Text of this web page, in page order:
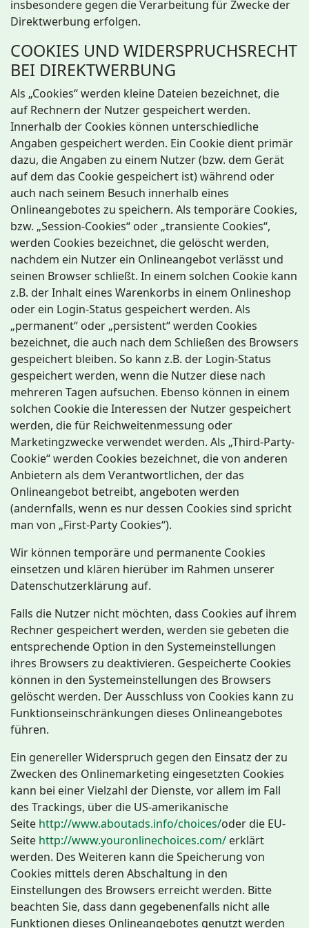
insbesondere gegen die Verarbeitung für Zwecke der
Direktwerbung erfolgen.
COOKIES UND WIDERSPRUCHSRECHT
BEI DIREKTWERBUNG
Als „Cookies“ werden kleine Dateien bezeichnet, die
auf Rechnern der Nutzer gespeichert werden.
Innerhalb der Cookies können unterschiedliche
Angaben gespeichert werden. Ein Cookie dient primär
dazu, die Angaben zu einem Nutzer (bzw. dem Gerät
auf dem das Cookie gespeichert ist) während oder
auch nach seinem Besuch innerhalb eines
Onlineangebotes zu speichern. Als temporäre Cookies,
bzw. „Session-Cookies“ oder „transiente Cookies“,
werden Cookies bezeichnet, die gelöscht werden,
nachdem ein Nutzer ein Onlineangebot verlässt und
seinen Browser schließt. In einem solchen Cookie kann
z.B. der Inhalt eines Warenkorbs in einem Onlineshop
oder ein Login-Status gespeichert werden. Als
„permanent“ oder „persistent“ werden Cookies
bezeichnet, die auch nach dem Schließen des Browsers
gespeichert bleiben. So kann z.B. der Login-Status
gespeichert werden, wenn die Nutzer diese nach
mehreren Tagen aufsuchen. Ebenso können in einem
solchen Cookie die Interessen der Nutzer gespeichert
werden, die für Reichweitenmessung oder
Marketingzwecke verwendet werden. Als „Third-Party-
Cookie“ werden Cookies bezeichnet, die von anderen
Anbietern als dem Verantwortlichen, der das
Onlineangebot betreibt, angeboten werden
(andernfalls, wenn es nur dessen Cookies sind spricht
man von „First-Party Cookies“).
Wir können temporäre und permanente Cookies
einsetzen und klären hierüber im Rahmen unserer
Datenschutzerklärung auf.
Falls die Nutzer nicht möchten, dass Cookies auf ihrem
Rechner gespeichert werden, werden sie gebeten die
entsprechende Option in den Systemeinstellungen
ihres Browsers zu deaktivieren. Gespeicherte Cookies
können in den Systemeinstellungen des Browsers
gelöscht werden. Der Ausschluss von Cookies kann zu
Funktionseinschränkungen dieses Onlineangebotes
führen.
Ein genereller Widerspruch gegen den Einsatz der zu
Zwecken des Onlinemarketing eingesetzten Cookies
kann bei einer Vielzahl der Dienste, vor allem im Fall
des Trackings, über die US-amerikanische
Seite http://www.aboutads.info/choices/oder die EU-
Seite http://www.youronlinechoices.com/ erklärt
werden. Des Weiteren kann die Speicherung von
Cookies mittels deren Abschaltung in den
Einstellungen des Browsers erreicht werden. Bitte
beachten Sie, dass dann gegebenenfalls nicht alle
Funktionen dieses Onlineangebotes genutzt werden